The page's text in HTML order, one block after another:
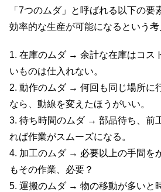
「7つのムダ」と呼ばれる以下の要
効率的な生産が可能になるという考
1. 在庫のムダ → 余計な在庫はコス
いものは仕入れない。
2. 動作のムダ → 何回も同じ場所に
なら、動線を変えたほうがいい。
3. 待ち時間のムダ → 部品待ち、前
れば作業がスムーズになる。
4. 加工のムダ → 必要以上の手間を
もその作業、必要？
5. 運搬のムダ → 物の移動が多いと